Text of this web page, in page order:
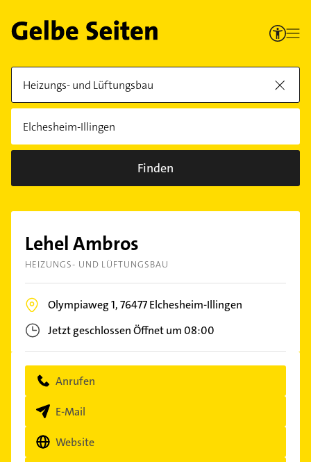
Finden
Lehel Ambros
HEIZUNGS- UND LÜFTUNGSBAU
Olympiaweg 1,76477Elchesheim-Illingen
Jetzt geschlossenÖffnet um 08:00
Anrufen
E-Mail
Website